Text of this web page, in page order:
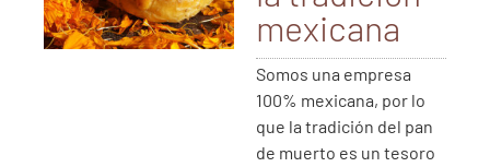
mexicana
Somos una empresa
100% mexicana, por lo
que la tradición del pan
de muerto es un tesoro